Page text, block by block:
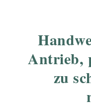
Antrieb,
zu